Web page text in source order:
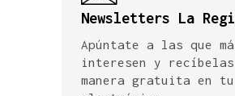
Newsletters La
Apúntate a las que
interesen y
manera gratuita en